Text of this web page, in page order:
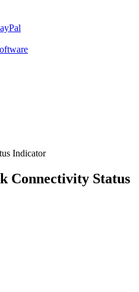
Indicator
Connectivity Status